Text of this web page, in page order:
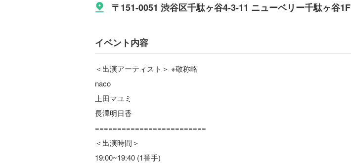
〒151-0051 渋谷区千駄ヶ谷4-3-11 ニューベリー千駄ヶ谷1F
イベント内容
＜出演アーティスト＞ ※敬称略
naco
上田マユミ
長澤明日香
=========================
＜出演時間＞
19:00~19:40 (1番手)